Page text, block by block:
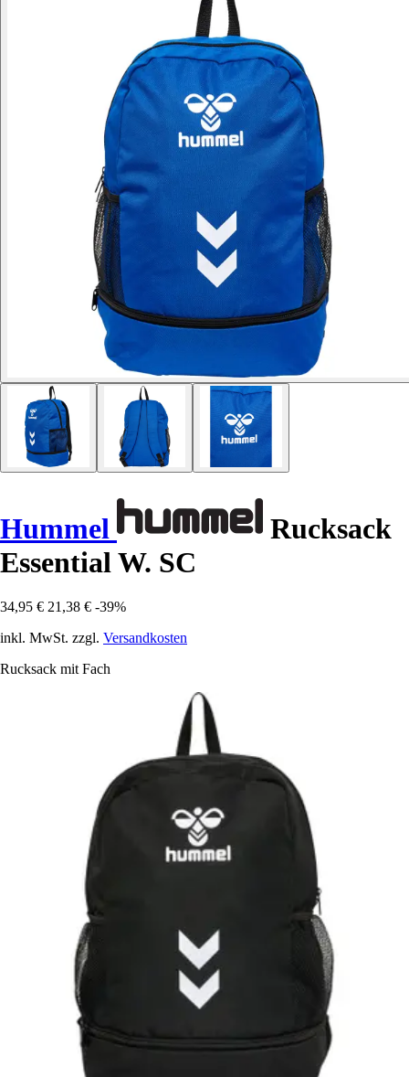
Hummel
Rucksack
Essential W. SC
34,95 € 21,38 € -39%
inkl. MwSt. zzgl. Versandkosten
Rucksack mit Fach